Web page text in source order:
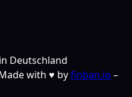
Deutschland
with ♥ byfinban.io –